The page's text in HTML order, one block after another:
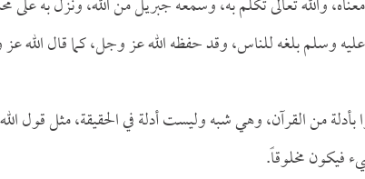
عليه وسلم بلغه للناس، وقد حفظه الله عز وجل، كما قال الله
بأدلة من القرآن، وهي شبه وليست أدلة في الحقيقة، مثل قول
فيكون مخلوقاً.